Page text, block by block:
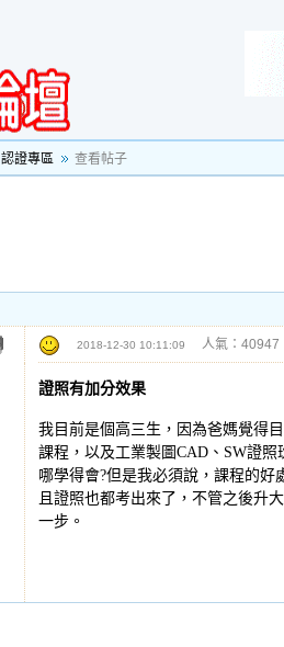
認證專區 查看帖子
2018-12-30 10:11:09 人氣：40947
證照有加分效果
我目前是個高三生，因為爸媽覺得
課程，以及工業製圖CAD、SW證
哪學得會?但是我必須說，課程的
且證照也都考出來了，不管之後升
一步。